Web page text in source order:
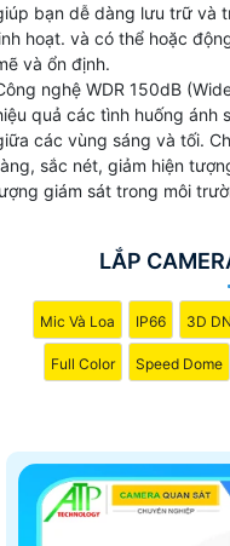
có ánh sáng yếu
tại. Hãy lựa chọn
an ninh và sự bảo
bạn dễ dàng lưu trữ và
hoạt. và có thể hoặc
và ổn định.
nghệ WDR 150dB
quả các tình huống ánh
các vùng sáng và tối.
sắc nét, giảm hiện
giám sát trong môi
LẮP
Mic Và Loa IP66 3D
Full Color Speed Dome